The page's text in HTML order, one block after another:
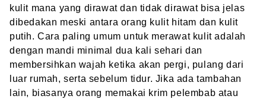
kulit mana yang dirawat dan tidak dirawat bisa jelas
dibedakan meski antara orang kulit hitam dan kulit
putih. Cara paling umum untuk merawat kulit adalah
dengan mandi minimal dua kali sehari dan
membersihkan wajah ketika akan pergi, pulang dari
luar rumah, serta sebelum tidur. Jika ada tambahan
lain, biasanya orang memakai krim pelembab atau